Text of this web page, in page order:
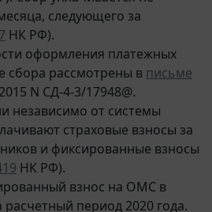
следующего за
НК РФ).
оформления платежных
сбора рассмотрены в письме
N СД-4-3/17948@.
независимо от системы
страховые взносы за
и фиксированные взносы
НК РФ).
взнос на ОМС в
расчетный период 2020 года.